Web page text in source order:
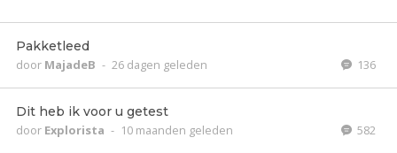
Pakketleed
door MajadeB - 26 dagen geleden 136
Dit heb ik voor u getest
door Explorista - 10 maanden geleden 582